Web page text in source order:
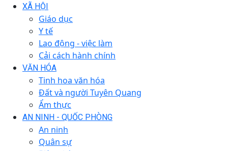
XÃ HỘI
Giáo dục
Y tế
Lao động - việc làm
Cải cách hành chính
VĂN HÓA
Tinh hoa văn hóa
Đất và người Tuyên Quang
Ẩm thực
AN NINH - QUỐC PHÒNG
An ninh
Quân sự